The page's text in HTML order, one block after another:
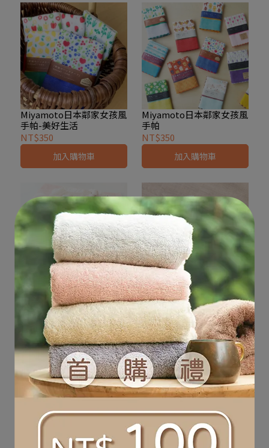
Miyamoto日本鄰家女孩風
手帕-美好生活
NT$350
加入購物車
Miyamoto日本鄰家女孩風
手帕
NT$350
加入購物車
My Home 日本四重彈力紗
布手帕 浴巾
NT$350
已售完
TT 淘氣小壞蛋手帕
NT$350
已售完